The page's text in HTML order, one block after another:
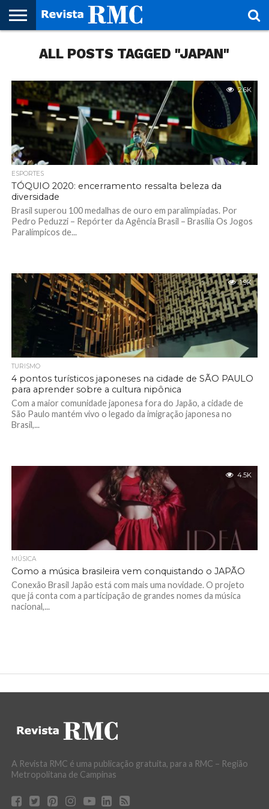
REVISTA
RMC
PROJETO
CULTURAL
RMC – 20
CIDADES
ARTE &
CULTURA
NOTÍCIAS
CORPORATIVAS
EDIÇÕES
ANTERIORES
PARCEIROS
FAÇA
FALE
CONOSCO
ALL POSTS TAGGED "JAPAN"
2.6K
ESPORTES
TÓQUIO 2020: encerramento ressalta beleza da
diversidade
Brasil superou 100 medalhas de ouro em paralimpíadas. Por
Pedro Peduzzi – Repórter da Agência Brasil – Brasília Os Jogos
Paralímpicos de...
1.9K
TURISMO
4 pontos turísticos japoneses na cidade de SÃO PAULO
para aprender sobre a cultura nipônica
Com a maior comunidade japonesa fora do Japão, a cidade de
São Paulo mantém vivo o legado da imigração japonesa no
Brasil,...
4.5K
MÚSICA
Como a música brasileira vem conquistando o JAPÃO
Conexão Brasil Japão está com mais uma novidade. O projeto
que já conta com a participação de grandes nomes da música
nacional,...
A Revista RMC é uma publicação gratuita, para a RMC – Região
Metropolitana de Campinas